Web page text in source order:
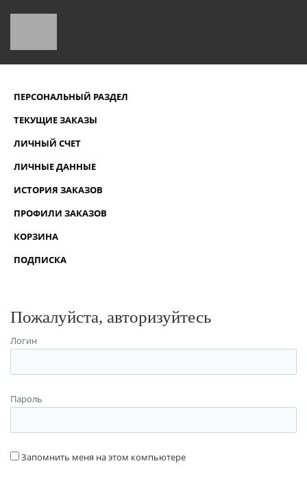
ПЕРСОНАЛЬНЫЙ РАЗДЕЛ
ТЕКУЩИЕ ЗАКАЗЫ
ЛИЧНЫЙ СЧЕТ
ЛИЧНЫЕ ДАННЫЕ
ИСТОРИЯ ЗАКАЗОВ
ПРОФИЛИ ЗАКАЗОВ
КОРЗИНА
ПОДПИСКА
Пожалуйста, авторизуйтесь
Логин
Пароль
Запомнить меня на этом компьютере